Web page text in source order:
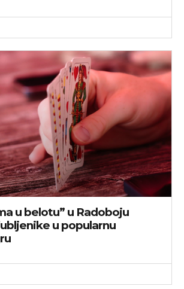
u belotu” u Radoboju
u popularnu